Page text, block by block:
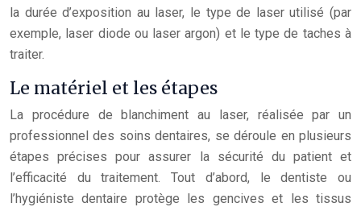
la durée d’exposition au laser, le type de laser utilisé (par
exemple, laser diode ou laser argon) et le type de taches à
traiter.
Le matériel et les étapes
La procédure de blanchiment au laser, réalisée par un
professionnel des soins dentaires, se déroule en plusieurs
étapes précises pour assurer la sécurité du patient et
l’efficacité du traitement. Tout d’abord, le dentiste ou
l’hygiéniste dentaire protège les gencives et les tissus